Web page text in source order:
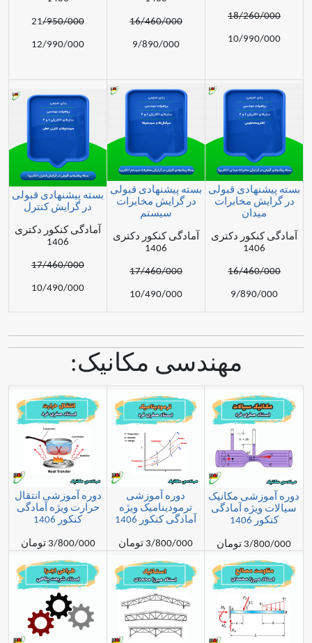
16/460/000
9/890/000
/950/000
12/990/000
قبولی
مخابرات
دکتری
بسته پیشنهادی قبولی
در گرایش مخابرات
آمادگی کنکور دکتری
17/460/000
10/490/000
بسته پیشنهادی قبولی
در گرایش کنترل
آمادگی کنکور دکتری
1406
17/460/000
10/490/000
مهندسی مکانیک:
مکانیک
آمادگی
دوره آموزشی
ترمودینامیک ویژه
آمادگی کنکور 1406
3/800/000 تومان
دوره آموزشی انتقال
حرارت ویژه آمادگی
کنکور 1406
3/800/000 تومان